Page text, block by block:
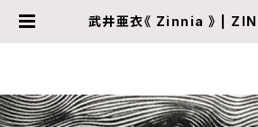
武井亜衣《 Zinnia 》 |